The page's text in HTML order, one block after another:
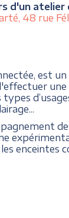
d'un atelier
48 rue
est un
une
enceintes